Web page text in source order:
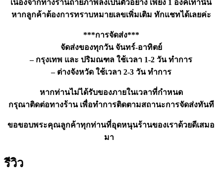
เนื่องจากทางร้านถ่ายภาพลงเป็นตัวอย่าง เพียง 1 องค์เท่านั้น
หากลูกค้าต้องการทราบหมายเลขเพิ่มเติม ทักแชทได้เลยค่ะ
***การจัดส่ง***
จัดส่งของทุกวัน จันทร์-อาทิตย์
– กรุงเทพ และ ปริมณฑล ใช้เวลา 1-2 วัน ทำการ
– ต่างจังหวัด ใช้เวลา 2-3 วัน ทำการ
หากท่านไม่ได้รับของภายในเวลาที่กำหนด
กรุณาติดต่อทางร้าน เพื่อทำการติดตามสถานะการจัดส่งทันที
ขอขอบพระคุณลูกค้าทุกท่านที่อุดหนุนร้านของเราด้วยดีเสมอ
มา
รีวิว